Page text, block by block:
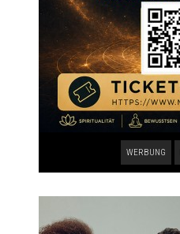
WERBUNG